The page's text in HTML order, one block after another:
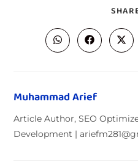
Muhammad Arief
Article Author, SEO
Development |